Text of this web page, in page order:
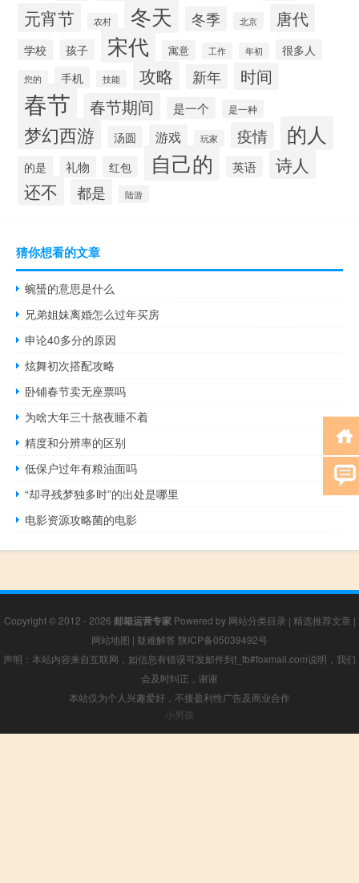
元宵节 农村 冬天 冬季 北京 唐代
学校 孩子 宋代 寓意 工作 年初 很多人
您的 手机 技能 攻略 新年 时间
春节 春节期间 是一个 是一种
梦幻西游 汤圆 游戏 玩家 疫情 的人
的是 礼物 红包 自己的 英语
诗人
还不
都是 陆游
猜你想看的文章
蜿蜑的意思是什么
兄弟姐妹离婚怎么过年买房
申论40多分的原因
炫舞初次搭配攻略
卧铺春节卖无座票吗
为啥大年三十熬夜睡不着
精度和分辨率的区别
低保户过年有粮油面吗
“却寻残梦独多时”的出处是哪里
电影资源攻略菌的电影
Copyright © 2012 - 2026 邮箱运营专家Powered by 网站分类目录 | 精选推荐文章 |
网站地图 | 疑难解答 陕ICP备05039492号
声明：本站内容来自互联网，如信息有错误可发邮件到f_fb#foxmail.com说明，我们
会及时纠正，谢谢
本站仅为个人兴趣爱好，不接盈利性广告及商业合作
小男孩